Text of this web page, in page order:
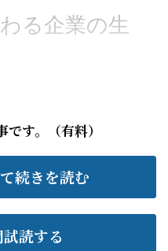
る企業の生
す。（有料）
続きを読む
読する